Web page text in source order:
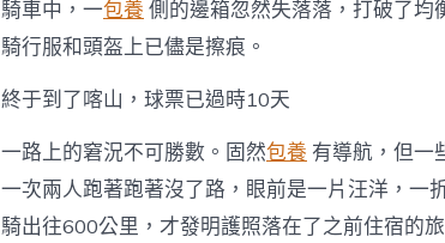
騎車中，一包養 側的邊箱忽然失落落，打破了
騎行服和頭盔上已儘是擦痕。
終于到了喀山，球票已過時10天
一路上的窘況不可勝數。固然包養 有導航，但一
一次兩人跑著跑著沒了路，眼前是一片汪洋，一
騎出往600公里，才發明護照落在了之前住宿的